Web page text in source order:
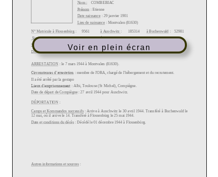
Voir en plein écran